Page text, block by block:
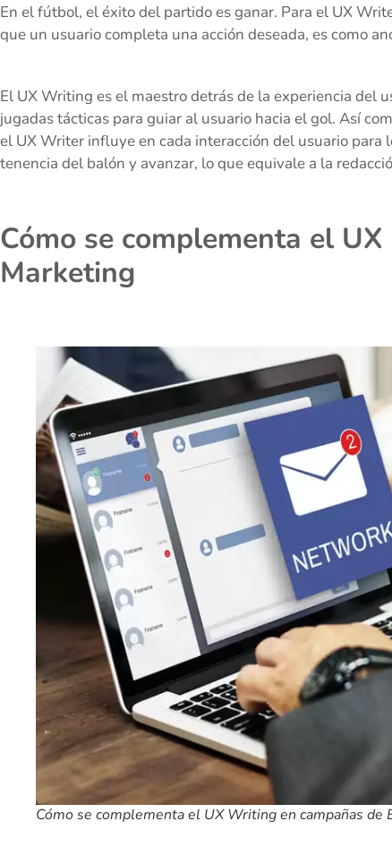
En el fútbol, el éxito del partido es ganar. Para el UX
que un usuario completa una acción deseada, es como
El UX Writing es el maestro detrás de la experiencia del
jugadas tácticas para guiar al usuario hacia el gol. Así
el UX Writer influye en cada interacción del usuario para
tenencia del balón y avanzar, lo que equivale a la
Cómo se complementa el
Marketing
Cómo se complementa el UX Writing en campañas de